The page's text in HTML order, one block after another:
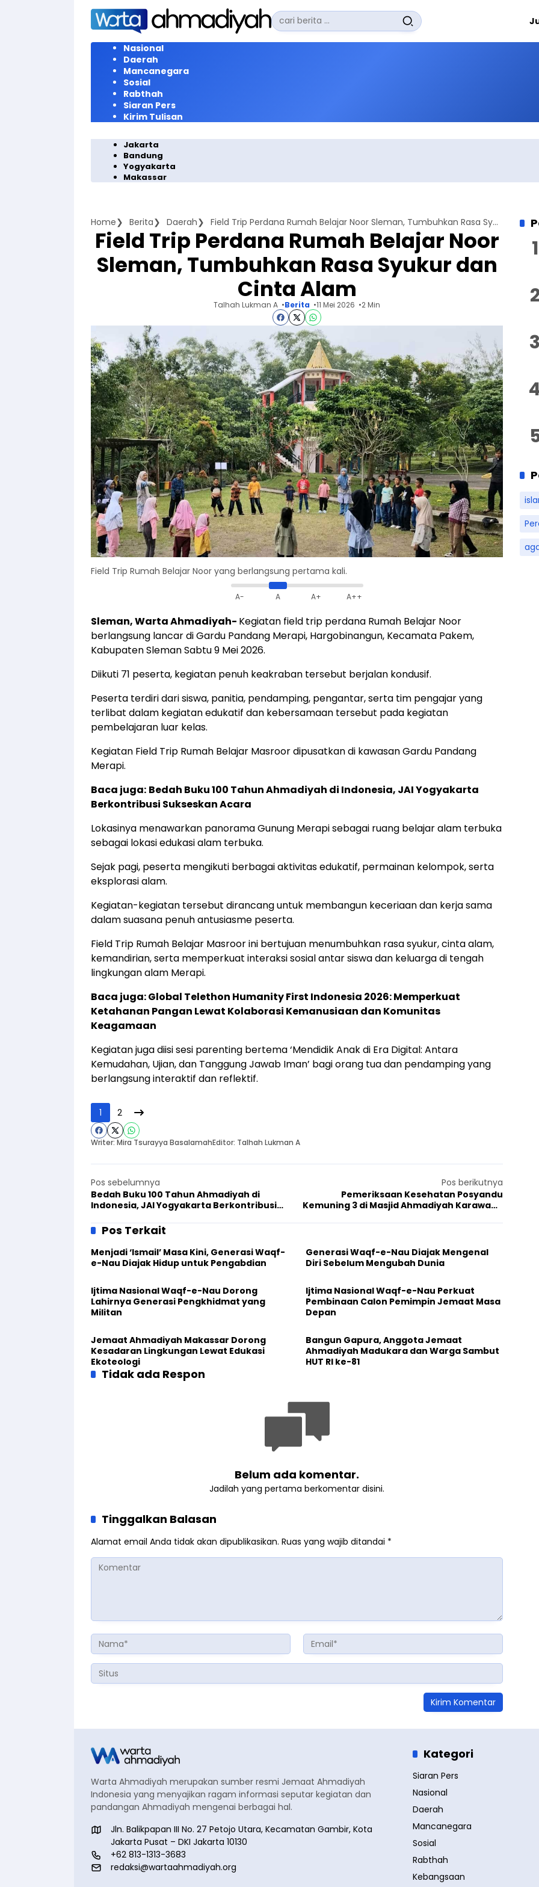
Langsung
konten
Pencarian
untuk:
Nasional
Daerah
Mancanegara
Sosial
Rabthah
Siaran Pers
Kirim Tulisan
Jakarta
Bandung
Yogyakarta
Makassar
Home Berita Daerah Field Trip Perdana Rumah Belajar Noor Sleman, Tumbuhkan Rasa Syukur dan Cinta Alam
Field Trip Perdana Rumah Belajar Noor
Sleman, Tumbuhkan Rasa Syukur dan
Cinta Alam
Talhah Lukman A Berita 11 Mei 2026 2 Min
Field Trip Rumah Belajar Noor yang berlangsung pertama kali.
A- A A+ A++
Sleman, Warta Ahmadiyah- Kegiatan field trip perdana Rumah Belajar Noor
berlangsung lancar di Gardu Pandang Merapi, Hargobinangun, Kecamata Pakem,
Kabupaten Sleman Sabtu 9 Mei 2026.
Diikuti 71 peserta, kegiatan penuh keakraban tersebut berjalan kondusif.
Peserta terdiri dari siswa, panitia, pendamping, pengantar, serta tim pengajar yang
terlibat dalam kegiatan edukatif dan kebersamaan tersebut pada kegiatan
pembelajaran luar kelas.
Kegiatan Field Trip Rumah Belajar Masroor dipusatkan di kawasan Gardu Pandang
Merapi.
Baca juga: Bedah Buku 100 Tahun Ahmadiyah di Indonesia, JAI Yogyakarta
Berkontribusi Sukseskan Acara
Lokasinya menawarkan panorama Gunung Merapi sebagai ruang belajar alam terbuka
sebagai lokasi edukasi alam terbuka.
Sejak pagi, peserta mengikuti berbagai aktivitas edukatif, permainan kelompok, serta
eksplorasi alam.
Kegiatan-kegiatan tersebut dirancang untuk membangun keceriaan dan kerja sama
dalam suasana penuh antusiasme peserta.
Field Trip Rumah Belajar Masroor ini bertujuan menumbuhkan rasa syukur, cinta alam,
kemandirian, serta memperkuat interaksi sosial antar siswa dan keluarga di tengah
lingkungan alam Merapi.
Baca juga:Global Telethon Humanity First Indonesia 2026: Memperkuat
Ketahanan Pangan Lewat Kolaborasi Kemanusiaan dan Komunitas
Keagamaan
Kegiatan juga diisi sesi parenting bertema ‘Mendidik Anak di Era Digital: Antara
Kemudahan, Ujian, dan Tanggung Jawab Iman’ bagi orang tua dan pendamping yang
berlangsung interaktif dan reflektif.
1 2
Writer: Mira Tsurayya BasalamahEditor: Talhah Lukman A
Pos sebelumnya
Bedah Buku 100 Tahun Ahmadiyah di
Indonesia, JAI Yogyakarta Berkontribusi
Pos berikutnya
Pemeriksaan Kesehatan Posyandu
Kemuning 3 di Masjid Ahmadiyah Karawang
Pos Terkait
Menjadi ‘Ismail’ Masa Kini, Generasi Waqf-
e-Nau Diajak Hidup untuk Pengabdian
Generasi Waqf-e-Nau Diajak Mengenal
Diri Sebelum Mengubah Dunia
Ijtima Nasional Waqf-e-Nau Dorong
Lahirnya Generasi Pengkhidmat yang
Militan
Ijtima Nasional Waqf-e-Nau Perkuat
Pembinaan Calon Pemimpin Jemaat Masa
Depan
Jemaat Ahmadiyah Makassar Dorong
Kesadaran Lingkungan Lewat Edukasi
Ekoteologi
Bangun Gapura, Anggota Jemaat
Ahmadiyah Madukara dan Warga Sambut
HUT RI ke-81
Tidak ada Respon
Belum ada komentar.
Jadilah yang pertama berkomentar disini.
Tinggalkan Balasan
Alamat email Anda tidak akan dipublikasikan. Ruas yang wajib ditandai *
Warta Ahmadiyah merupakan sumber resmi Jemaat Ahmadiyah
Indonesia yang menyajikan ragam informasi seputar kegiatan dan
pandangan Ahmadiyah mengenai berbagai hal.
Jln. Balikpapan III No. 27 Petojo Utara, Kecamatan Gambir, Kota
Jakarta Pusat – DKI Jakarta 10130
+62 813-1313-3683
redaksi@wartaahmadiyah.org
Kategori
Siaran Pers
Nasional
Daerah
Mancanegara
Sosial
Rabthah
Kebangsaan